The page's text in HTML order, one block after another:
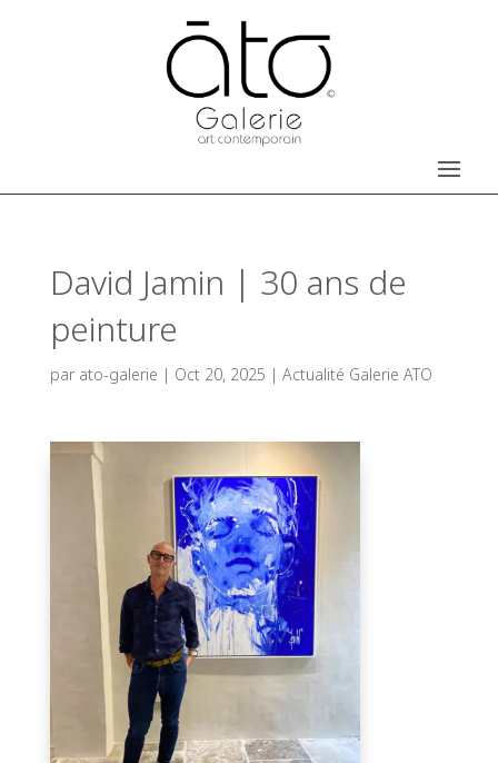
David Jamin | 30 ans de
peinture
par ato-galerie | Oct 20, 2025 | Actualité Galerie ATO